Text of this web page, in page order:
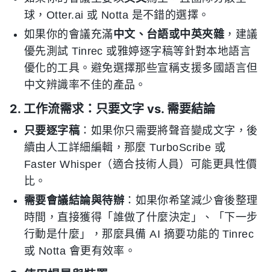
球，Otter.ai 或 Notta 是不錯的選擇。
如果你的會議充滿中文、台語或中英夾雜 ，建議
優先測試 Tinrec 或雅婷逐字稿等針對本地語言
優化的工具。避免選擇那些宣稱支援多國語言但
中文辨識率不佳的產品。
2. 工作流需求：只要文字 vs. 需要結論
只要逐字稿 ：如果你只需要將聲音變成文字，後
續由人工詳細編輯，那麼 TurboScribe 或
Faster Whisper（適合技術人員）可能更具性價
比。
需要會議結論與待辦 ：如果你希望減少會後整理
時間，直接獲得「誰做了什麼決定」、「下一步
行動是什麼」，那麼具備 AI 摘要功能的 Tinrec
或 Notta 會更有效率。